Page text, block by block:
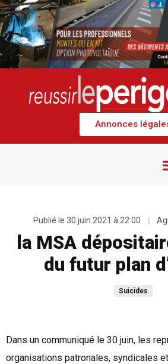
Annonces
Publié le 30 juin 2021 à 22:00
la MSA
du futur plan
Suicides
Dans un communiqué le 30 juin, les
organisations patronales, syndicales